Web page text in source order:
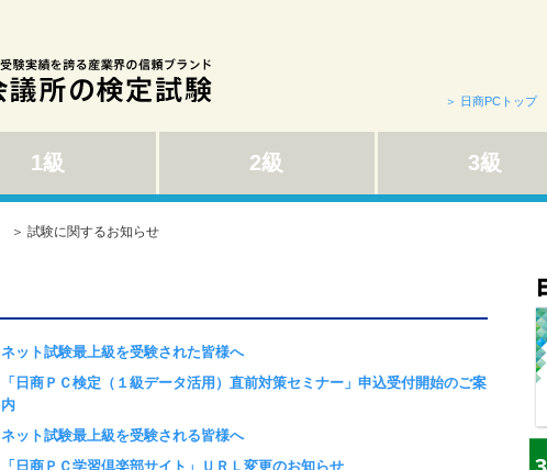
＞ 日商PCトップ
1級 2級 3級
＞ 試験に関するお知らせ
ネット試験最上級を受験された皆様へ
「日商ＰＣ検定（１級データ活用）直前対策セミナー」申込受付開始のご案
内
ネット試験最上級を受験される皆様へ
「日商ＰＣ学習倶楽部サイト」ＵＲＬ変更のお知らせ